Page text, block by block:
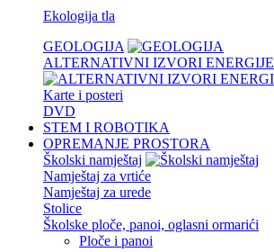
Ekologija tla
GEOLOGIJA
ALTERNATIVNI IZVORI ENERGIJE
Karte i posteri
DVD
STEM I ROBOTIKA
OPREMANJE PROSTORA
Školski namještaj
Namještaj za vrtiće
Namještaj za urede
Stolice
Školske ploče, panoi, oglasni ormarići
Ploče i panoi